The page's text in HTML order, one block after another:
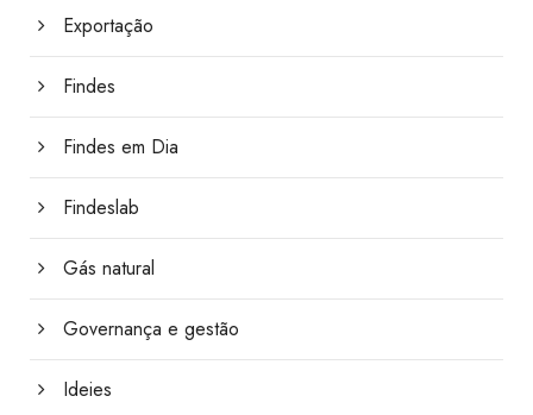
Exportação
Findes
Findes em Dia
Findeslab
Gás natural
Governança e gestão
Ideies